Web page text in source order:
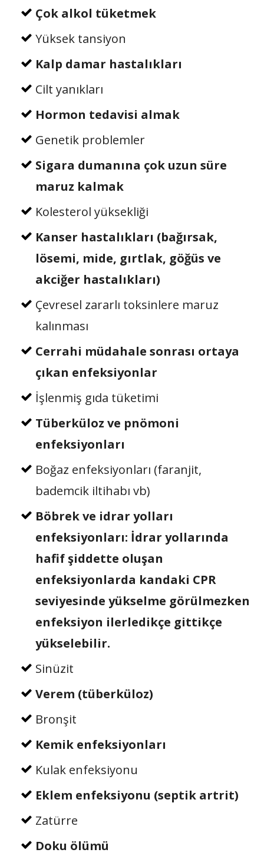
Çok alkol tüketmek
Yüksek tansiyon
Kalp damar hastalıkları
Cilt yanıkları
Hormon tedavisi almak
Genetik problemler
Sigara dumanına çok uzun süre
maruz kalmak
Kolesterol yüksekliği
Kanser hastalıkları (bağırsak,
lösemi, mide, gırtlak, göğüs ve
akciğer hastalıkları)
Çevresel zararlı toksinlere maruz
kalınması
Cerrahi müdahale sonrası ortaya
çıkan enfeksiyonlar
İşlenmiş gıda tüketimi
Tüberküloz ve pnömoni
enfeksiyonları
Boğaz enfeksiyonları (faranjit,
bademcik iltihabı vb)
Böbrek ve idrar yolları
enfeksiyonları: İdrar yollarında
hafif şiddette oluşan
enfeksiyonlarda kandaki CPR
seviyesinde yükselme görülmezken
enfeksiyon ilerledikçe gittikçe
yükselebilir.
Sinüzit
Verem (tüberküloz)
Bronşit
Kemik enfeksiyonları
Kulak enfeksiyonu
Eklem enfeksiyonu (septik artrit)
Zatürre
Doku ölümü